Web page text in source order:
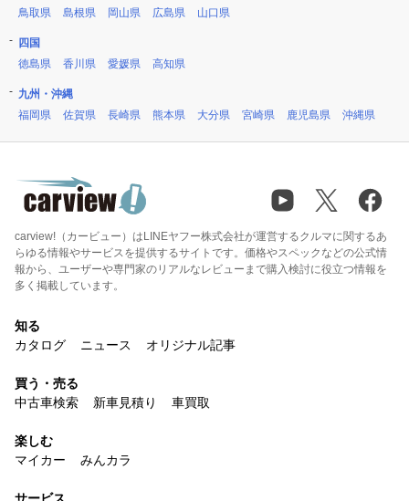
鳥取県
島根県 岡山県 広島県 山口県
四国
徳島県
香川県 愛媛県 高知県
九州・沖縄
福岡県
佐賀県 長崎県 熊本県 大分県 宮崎県 鹿児島県 沖縄県
carview!（カービュー）はLINEヤフー株式会社が運営するクルマに関するあ
らゆる情報やサービスを提供するサイトです。価格やスペックなどの公式情
報から、ユーザーや専門家のリアルなレビューまで購入検討に役立つ情報を
多く掲載しています。
知る
カタログ
ニュース オリジナル記事
買う・売る
中古車検索
新車見積り 車買取
楽しむ
マイカー
みんカラ